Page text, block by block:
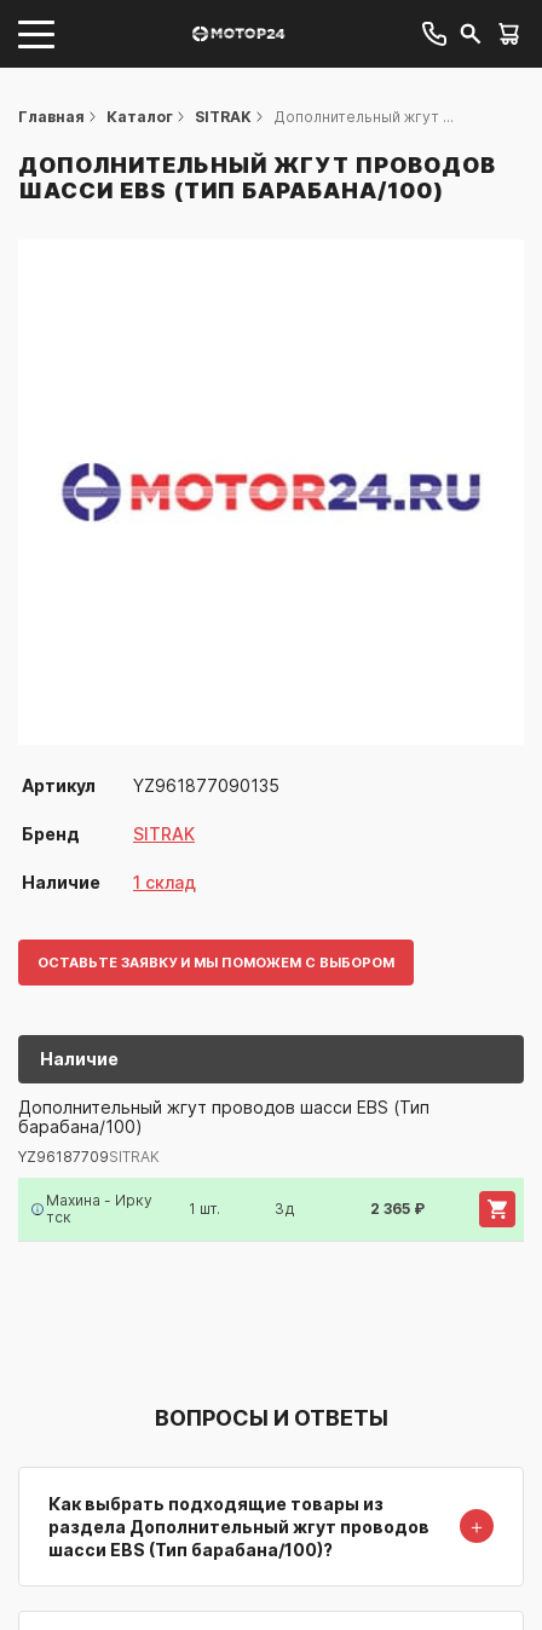
Главная Каталог SITRAK Дополнительный жгут ...
ДОПОЛНИТЕЛЬНЫЙ ЖГУТ ПРОВОДОВ
ШАССИ EBS (ТИП БАРАБАНА/100)
Артикул YZ961877090135
Бренд SITRAK
Наличие 1 склад
ОСТАВЬТЕ ЗАЯВКУ И МЫ ПОМОЖЕМ С ВЫБОРОМ
Наличие
Артикул/Бренд
YZ96187709SITRAK
Дополнительный жгут проводов шасси EBS (Тип
барабана/100)
YZ96187709SITRAK
Махина - Ирку
тск
1 шт. 3д 2 365 ₽
ВОПРОСЫ И ОТВЕТЫ
Как выбрать подходящие товары из
раздела Дополнительный жгут проводов
шасси EBS (Тип барабана/100)?
＋